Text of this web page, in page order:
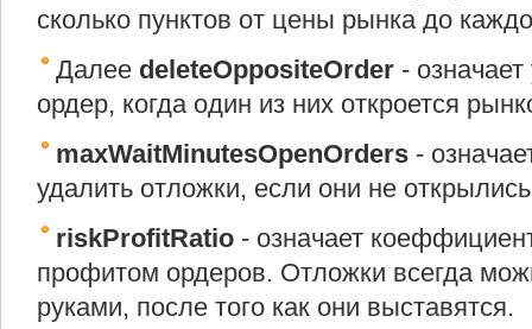
сколько пунктов от цены рынка до
Далее deleteOppositeOrder -
ордер, когда один из них откроется
maxWaitMinutesOpenOrders -
удалить отложки, если они не
riskProfitRatio - означает
профитом ордеров. Отложки всегда
руками, после того как они выставятся.